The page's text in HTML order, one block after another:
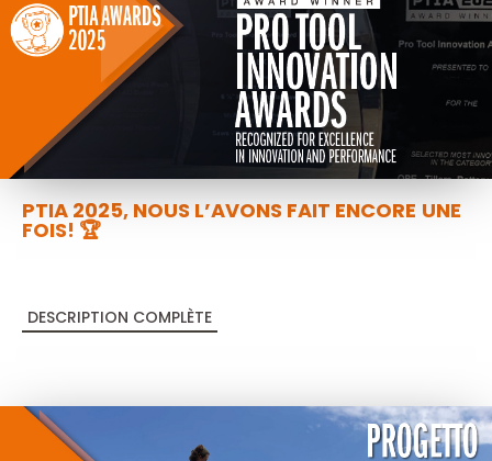
PTIA 2025, NOUS L’AVONS FAIT ENCORE UNE
FOIS! 🏆
DESCRIPTION COMPLÈTE